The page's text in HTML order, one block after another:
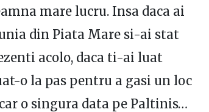
mare lucru. Insa daca ai
din Piata Mare si-ai stat
acolo, daca ti-ai luat
o la pas pentru a gasi un loc
o singura data pe Paltinis…